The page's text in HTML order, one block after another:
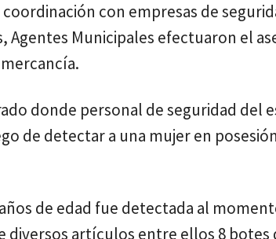
con empresas de
Municipales efectuaron el
donde personal de seguridad del
de detectar a una mujer en
de edad fue detectada al
artículos entre ellos 8 botes